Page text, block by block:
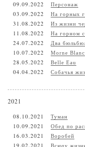
09.09.2022 Персонаж
03.09.2022 На горных
31.08.2022 Из жизни
11.08.2022 На горном
24.07.2022 Два
10.07.2022 Morne Blanc
28.05.2022 Belle Eau
04.04.2022 Собачья
2021
08.10.2021 Туман
10.09.2021 Обед по
16.03.2021 Воробей
19.02.2021 Всюду